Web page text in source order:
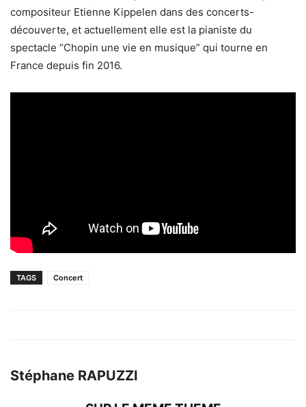
compositeur Etienne Kippelen dans des concerts-
découverte, et actuellement elle est la pianiste du
spectacle “Chopin une vie en musique” qui tourne en
France depuis fin 2016.
TAGS Concert
Stéphane RAPUZZI